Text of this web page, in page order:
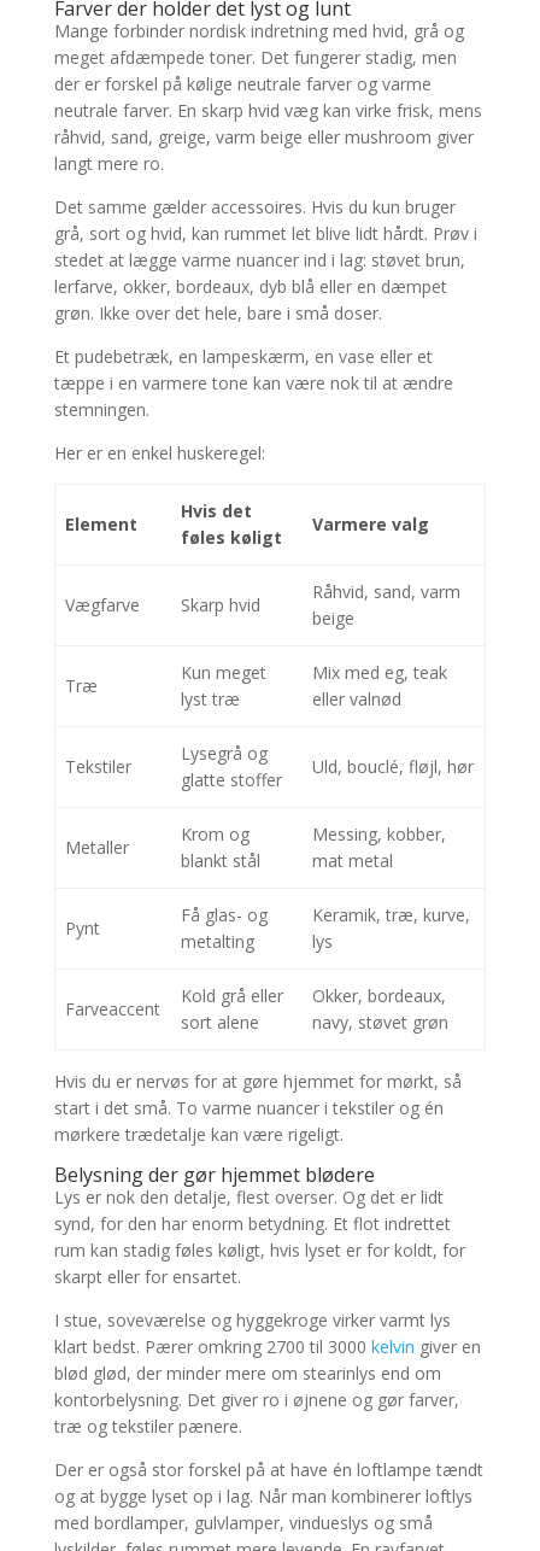
Farver der holder det lyst og lunt
Mange forbinder nordisk indretning med hvid, grå og
meget afdæmpede toner. Det fungerer stadig, men
der er forskel på kølige neutrale farver og varme
neutrale farver. En skarp hvid væg kan virke frisk, mens
råhvid, sand, greige, varm beige eller mushroom giver
langt mere ro.
Det samme gælder accessoires. Hvis du kun bruger
grå, sort og hvid, kan rummet let blive lidt hårdt. Prøv i
stedet at lægge varme nuancer ind i lag: støvet brun,
lerfarve, okker, bordeaux, dyb blå eller en dæmpet
grøn. Ikke over det hele, bare i små doser.
Et pudebetræk, en lampeskærm, en vase eller et
tæppe i en varmere tone kan være nok til at ændre
stemningen.
Her er en enkel huskeregel:
Element
Hvis det
føles køligt
Varmere valg
Vægfarve Skarp hvid
Råhvid, sand, varm
beige
Træ
Kun meget
lyst træ
Mix med eg, teak
eller valnød
Tekstiler
Lysegrå og
glatte stoffer
Uld, bouclé, fløjl, hør
Metaller
Krom og
blankt stål
Messing, kobber,
mat metal
Pynt
Få glas- og
metalting
Keramik, træ, kurve,
lys
Farveaccent
Kold grå eller
sort alene
Okker, bordeaux,
navy, støvet grøn
Hvis du er nervøs for at gøre hjemmet for mørkt, så
start i det små. To varme nuancer i tekstiler og én
mørkere trædetalje kan være rigeligt.
Belysning der gør hjemmet blødere
Lys er nok den detalje, flest overser. Og det er lidt
synd, for den har enorm betydning. Et flot indrettet
rum kan stadig føles køligt, hvis lyset er for koldt, for
skarpt eller for ensartet.
I stue, soveværelse og hyggekroge virker varmt lys
klart bedst. Pærer omkring 2700 til 3000 kelvin giver en
blød glød, der minder mere om stearinlys end om
kontorbelysning. Det giver ro i øjnene og gør farver,
træ og tekstiler pænere.
Der er også stor forskel på at have én loftlampe tændt
og at bygge lyset op i lag. Når man kombinerer loftlys
med bordlamper, gulvlamper, vindueslys og små